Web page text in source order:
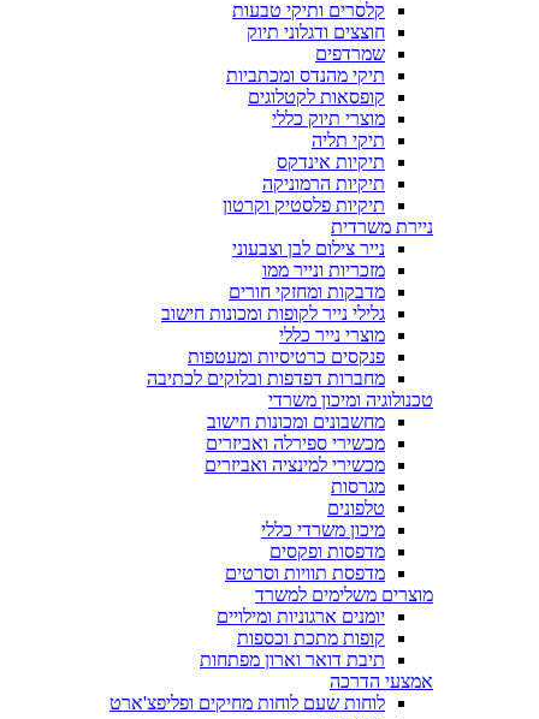
קלסרים ותיקי טבעות
חוצצים ודגלוני תיוק
שמרדפים
תיקי מהנדס ומכתביות
קופסאות לקטלוגים
מוצרי תיוק כללי
תיקי תליה
תיקיות אינדקס
תיקיות הרמוניקה
תיקיות פלסטיק וקרטון
ניירת משרדית
נייר צילום לבן וצבעוני
מזכריות ונייר ממו
מדבקות ומחזקי חורים
גלילי נייר לקופות ומכונות חישוב
מוצרי נייר כללי
פנקסים כרטיסיות ומעטפות
מחברות דפדפות ובלוקים לכתיבה
טכנולוגיה ומיכון משרדי
מחשבונים ומכונות חישוב
מכשירי ספירלה ואביזרים
מכשירי למינציה ואביזרים
מגרסות
טלפונים
מיכון משרדי כללי
מדפסות ופקסים
מדפסת תוויות וסרטים
מוצרים משלימים למשרד
יומנים ארגוניות ומילויים
קופות מתכת וכספות
תיבת דואר וארון מפתחות
אמצעי הדרכה
לוחות שעם לוחות מחיקים ופליפצ'ארט